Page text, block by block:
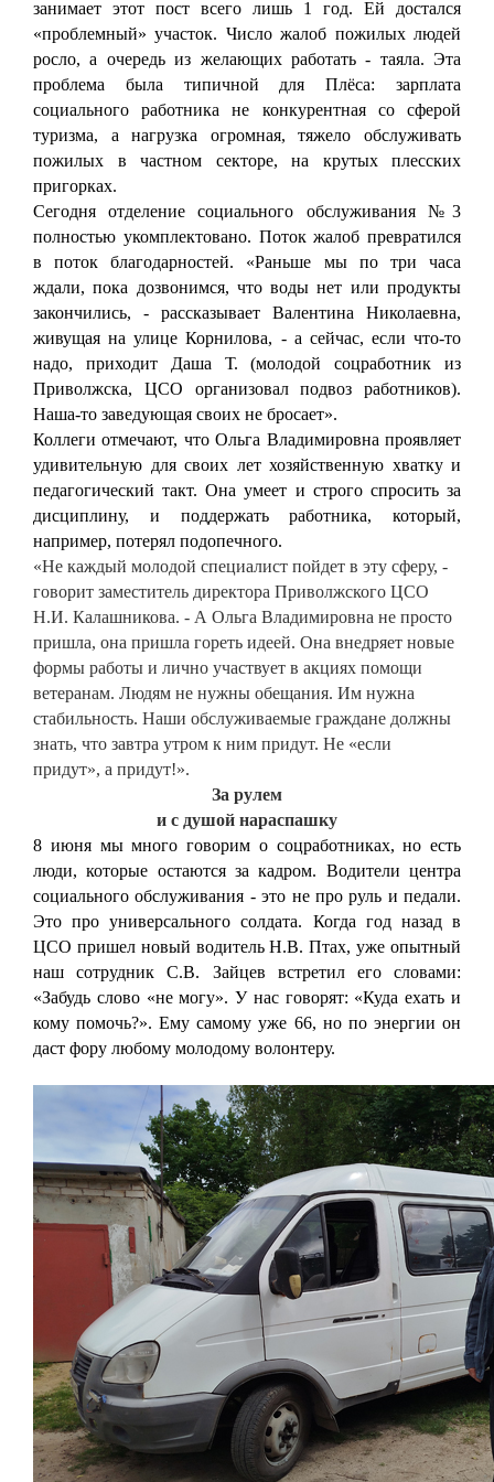
занимает этот пост всего лишь 1 год. Ей достался
«проблемный» участок. Число жалоб пожилых людей
росло, а очередь из желающих работать - таяла. Эта
проблема была типичной для Плёса: зарплата
социального работника не конкурентная со сферой
туризма, а нагрузка огромная, тяжело обслуживать
пожилых в частном секторе, на крутых плесских
пригорках.
Сегодня отделение социального обслуживания №3
полностью укомплектовано. Поток жалоб превратился
в поток благодарностей. «Раньше мы по три часа
ждали, пока дозвонимся, что воды нет или продукты
закончились, - рассказывает Валентина Николаевна,
живущая на улице Корнилова, - а сейчас, если что-то
надо, приходит Даша Т. (молодой соцработник из
Приволжска, ЦСО организовал подвоз работников).
Наша-то заведующая своих не бросает».
Коллеги отмечают, что Ольга Владимировна проявляет
удивительную для своих лет хозяйственную хватку и
педагогический такт. Она умеет и строго спросить за
дисциплину, и поддержать работника, который,
например, потерял подопечного.
«Не каждый молодой специалист пойдет в эту сферу, -
говорит заместитель директора Приволжского ЦСО
Н.И. Калашникова. - А Ольга Владимировна не просто
пришла, она пришла гореть идеей. Она внедряет новые
формы работы и лично участвует в акциях помощи
ветеранам. Людям не нужны обещания. Им нужна
стабильность. Наши обслуживаемые граждане должны
знать, что завтра утром к ним придут. Не «если
придут», а придут!».
За рулем
и с душой нараспашку
8 июня мы много говорим о соцработниках, но есть
люди, которые остаются за кадром. Водители центра
социального обслуживания - это не про руль и педали.
Это про универсального солдата. Когда год назад в
ЦСО пришел новый водитель Н.В. Птах, уже опытный
наш сотрудник С.В. Зайцев встретил его словами:
«Забудь слово «не могу». У нас говорят: «Куда ехать и
кому помочь?». Ему самому уже 66, но по энергии он
даст фору любому молодому волонтеру.